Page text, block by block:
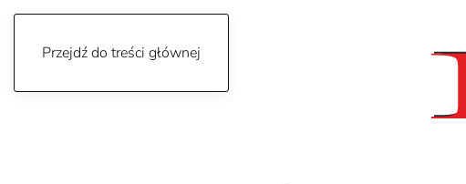
Przejdź do treści głównej